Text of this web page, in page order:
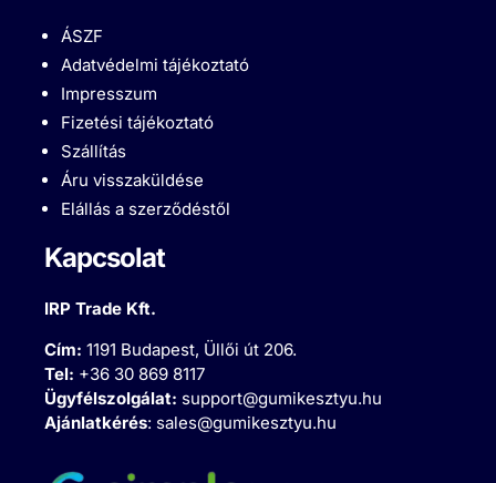
ÁSZF
Adatvédelmi tájékoztató
Impresszum
Fizetési tájékoztató
Szállítás
Áru visszaküldése
Elállás a szerződéstől
Kapcsolat
IRP Trade Kft.
Cím:1191 Budapest, Üllői út 206.
Tel: +36 30 869 8117
Ügyfélszolgálat: support@gumikesztyu.hu
Ajánlatkérés: sales@gumikesztyu.hu